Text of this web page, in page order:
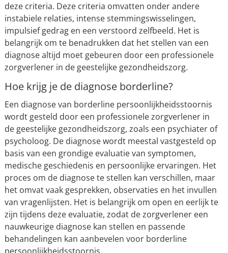
deze criteria. Deze criteria omvatten onder andere
instabiele relaties, intense stemmingswisselingen,
impulsief gedrag en een verstoord zelfbeeld. Het is
belangrijk om te benadrukken dat het stellen van een
diagnose altijd moet gebeuren door een professionele
zorgverlener in de geestelijke gezondheidszorg.
Hoe krijg je de diagnose borderline?
Een diagnose van borderline persoonlijkheidsstoornis
wordt gesteld door een professionele zorgverlener in
de geestelijke gezondheidszorg, zoals een psychiater of
psycholoog. De diagnose wordt meestal vastgesteld op
basis van een grondige evaluatie van symptomen,
medische geschiedenis en persoonlijke ervaringen. Het
proces om de diagnose te stellen kan verschillen, maar
het omvat vaak gesprekken, observaties en het invullen
van vragenlijsten. Het is belangrijk om open en eerlijk te
zijn tijdens deze evaluatie, zodat de zorgverlener een
nauwkeurige diagnose kan stellen en passende
behandelingen kan aanbevelen voor borderline